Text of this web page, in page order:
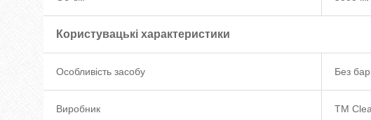
Користувацькі характеристики
Особливість засобу Без
Виробник TM